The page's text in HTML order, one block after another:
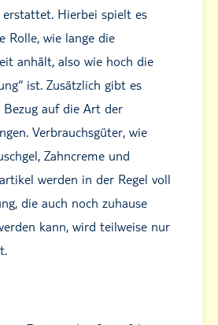
Hierbei spielt es
Rolle, wie lange die
anhält, also wie hoch die
ist. Zusätzlich gibt es
auf die Art der
Verbrauchsgüter, wie
Zahncreme und
werden in der Regel voll
die auch noch zuhause
kann, wird teilweise nur